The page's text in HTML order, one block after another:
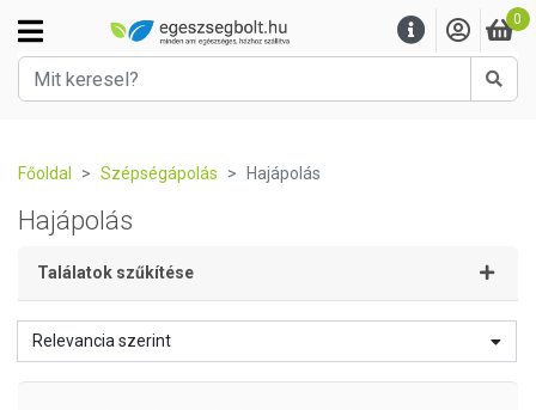
0
Főoldal Szépségápolás Hajápolás
Hajápolás
Találatok szűkítése
Relevancia szerint